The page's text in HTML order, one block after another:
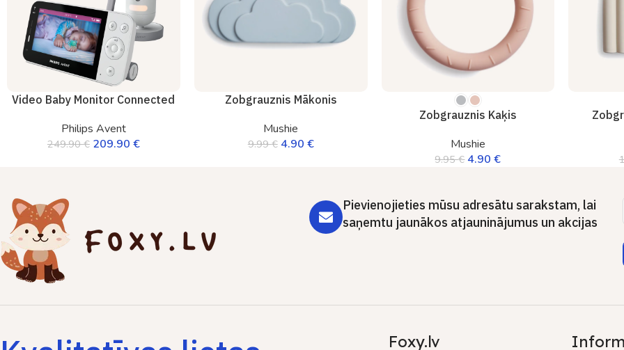
Video Baby Monitor Connected
Philips Avent
249.90€ 209.90 €
Zobgrauznis Mākonis
Mushie
9.99€ 4.90 €
Zobgrauznis Kaķis
Mushie
9.95€ 4.90€
Pievienojieties mūsu adresātu sarakstam, lai
saņemtu jaunākos atjauninājumus un akcijas
Foxy.lv